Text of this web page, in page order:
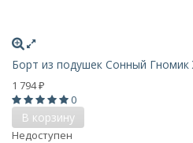
Борт из подушек Сонный
1 794 ₽
0
В корзину
Недоступен